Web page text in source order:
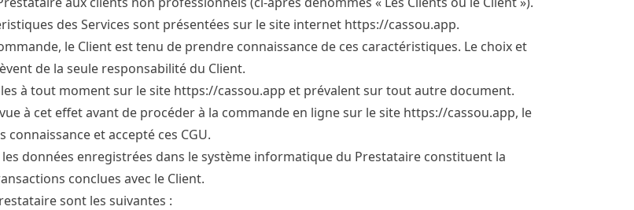
des Services sont présentées sur le site internet https://cassou.app.
le Client est tenu de prendre connaissance de ces caractéristiques. Le choix et
de la seule responsabilité du Client.
à tout moment sur le site https://cassou.app et prévalent sur tout autre document.
à cet effet avant de procéder à la commande en ligne sur le site https://cassou.app, le
connaissance et accepté ces CGU.
données enregistrées dans le système informatique du Prestataire constituent la
conclues avec le Client.
sont les suivantes :